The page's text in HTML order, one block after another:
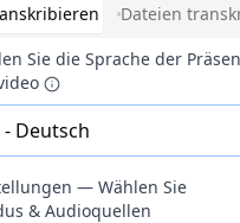
Dateien
Sie die Sprache der
- Deutsch
— Wählen Sie
& Audioquellen